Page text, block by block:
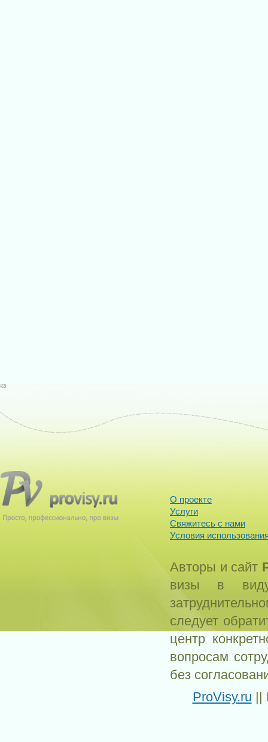
О проекте
Услуги
Свяжитесь с нами
Условия
Авторы и сайт
визы в виду
следует
центр
вопросам
без
ProVisy.ru ||